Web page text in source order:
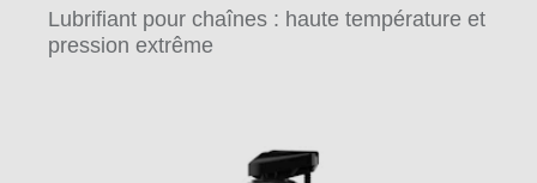
Lubrifiant pour chaînes : haute température et
pression extrême